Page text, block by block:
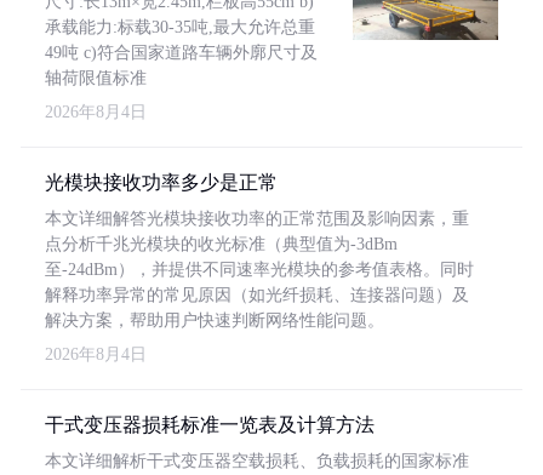
承载能力:标载30-35吨,最大允许总重
49吨 c)符合国家道路车辆外廓尺寸及
轴荷限值标准
2026年8月4日
光模块接收功率多少是正常
本文详细解答光模块接收功率的正常范围及影响因素，重
点分析千兆光模块的收光标准（典型值为-3dBm
至-24dBm），并提供不同速率光模块的参考值表格。同时
解释功率异常的常见原因（如光纤损耗、连接器问题）及
解决方案，帮助用户快速判断网络性能问题。
2026年8月4日
干式变压器损耗标准一览表及计算方法
本文详细解析干式变压器空载损耗、负载损耗的国家标准